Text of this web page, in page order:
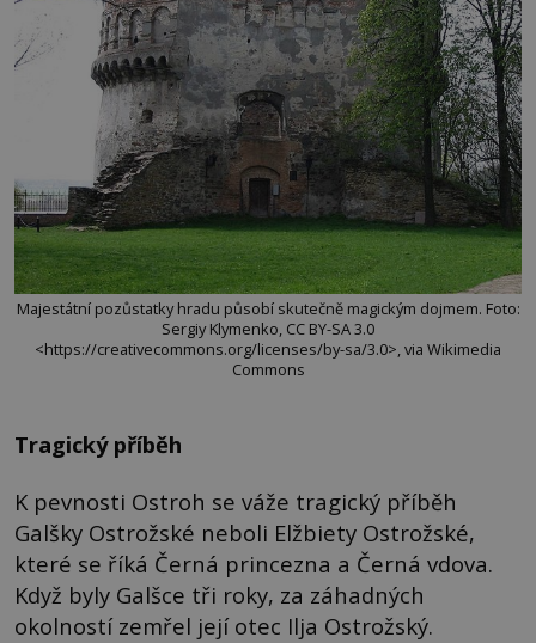
Majestátní pozůstatky hradu působí skutečně magickým dojmem. Foto:
Sergiy Klymenko, CC BY-SA 3.0
<https://creativecommons.org/licenses/by-sa/3.0>, via Wikimedia
Commons
Tragický příběh
K pevnosti Ostroh se váže tragický příběh
Galšky Ostrožské neboli Elžbiety Ostrožské,
které se říká Černá princezna a Černá vdova.
Když byly Galšce tři roky, za záhadných
okolností zemřel její otec Ilja Ostrožský.